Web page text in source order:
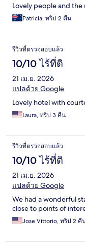
Lovely people and the
Patricia, ทริป 2 คืน
รีวิวที่ตรวจสอบแล้ว
10/10 ไร้ที่ติ
21 เม.ย. 2026
แปลด้วย Google
Lovely hotel with
Laura, ทริป 3 คืน
รีวิวที่ตรวจสอบแล้ว
10/10 ไร้ที่ติ
21 เม.ย. 2026
แปลด้วย Google
We had a wonderful
close to points of
Jose Vittorio, ทริป 2 คื